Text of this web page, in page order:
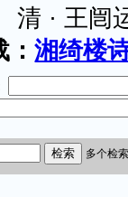
清 · 王闿
：湘绮楼